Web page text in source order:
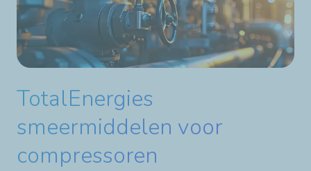
TotalEnergies
smeermiddelen voor
compressoren